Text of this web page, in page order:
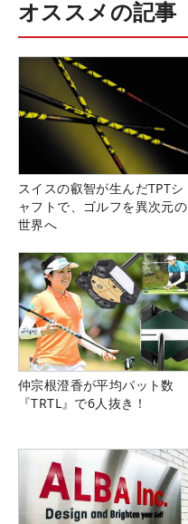
オススメの記事
スイスの叡智が生んだTPTシ
ャフトで、ゴルフを異次元の
世界へ
仲宗根澄香が平均パット数
『TRTL』で6人抜き！